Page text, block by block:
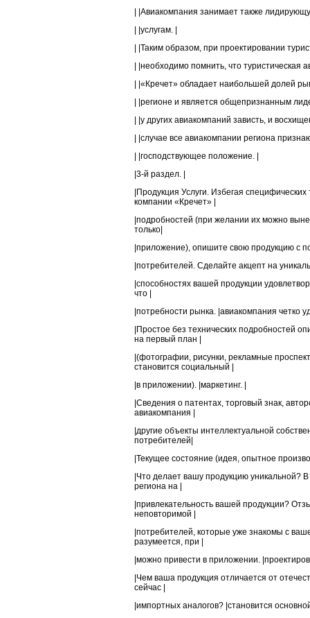
| |Авиакомпания занимает также
| |услугам. |
| |Таким образом, при проектировании
| |необходимо помнить, что туристическая
| |«Кречет» обладает наибольшей долей
| |регионе и является общепризнанным
| |у других авиакомпаний зависть, и
| |случае все авиакомпании региона
| |господствующее положение. |
|3-й раздел. |
|Продукция Услуги. Избегая
компании «Кречет» |
|подробностей (при желании их можно
только|
|приложение), опишите свою продукцию с
|потребителей. Сделайте акцепт на
|способностях вашей продукции
что |
|потребности рынка. |авиакомпания четко
|Простое без технических подробностей
на первый план |
|(фотографии, рисунки, рекламные
становится социальный |
|в приложении). |маркетинг. |
|Сведения о патентах, торговый знак,
авиакомпания |
|другие объекты интеллектуальной
потребителей|
|Текущее состояние (идея, опытное
|Что делает вашу продукцию уникальной?
региона на |
|привлекательность вашей продукции?
неповторимой |
|потребителей, которые уже знакомы с
разумеется, при |
|можно привести в приложении.
|Чем ваша продукция отличается от
сейчас |
|импортных аналогов? |становится